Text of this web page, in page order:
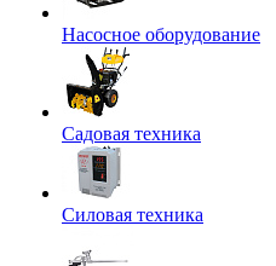
Насосное оборудование
Садовая техника
Силовая техника